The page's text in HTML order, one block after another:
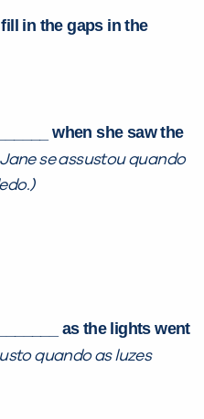
in the gaps in the
when she saw the
Jane se assustou quando
as the lights went
quando as luzes
em contato